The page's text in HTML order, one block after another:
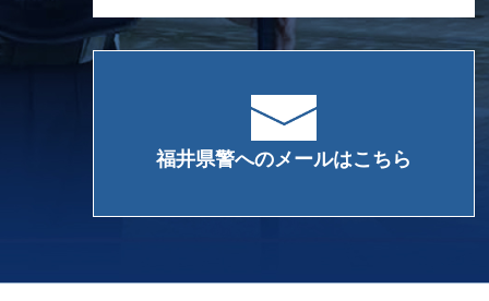
福井県警へのメールはこちら